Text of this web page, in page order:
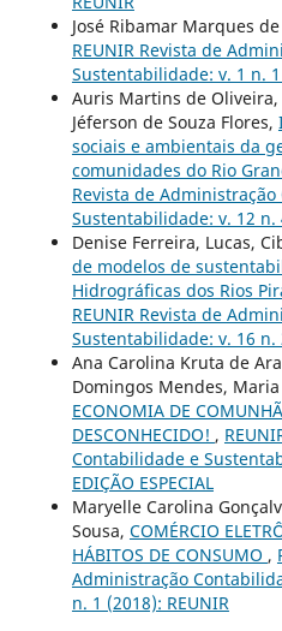
José Ribamar Marques
REUNIR Revista de
Sustentabilidade: v. 1 n. 1
Auris Martins de
Jéferson de Souza Flores,
sociais e ambientais da
comunidades do Rio
Revista de
Sustentabilidade: v. 12 n.
Denise Ferreira, Lucas,
de modelos de
Hidrográficas dos Rios
REUNIR Revista de
Sustentabilidade: v. 16 n.
Ana Carolina Kruta de
Domingos Mendes,
ECONOMIA DE
DESCONHECIDO! ,
Contabilidade e
EDIÇÃO ESPECIAL
Maryelle Carolina
Sousa, COMÉRCIO
HÁBITOS DE CONSUMO ,
Administração
n. 1 (2018): REUNIR